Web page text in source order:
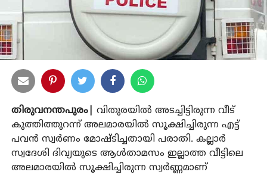
തിരുവനന്തപുരം|
വിതുരയില്‍ അടച്ചിട്ടിരുന്ന വീട്
കുത്തിത്തുറന്ന് അലമാരയില്‍ സൂക്ഷിച്ചിരുന്ന എട്ട്
പവന്‍ സ്വര്‍ണം മോഷ്ടിച്ചതായി പരാതി. കല്ലാര്‍
സ്വദേശി ദിവ്യയുടെ ആള്‍താമസം ഇല്ലാത്ത വീട്ടിലെ
അലമാരയില്‍ സൂക്ഷിച്ചിരുന്ന സ്വര്‍ണ്ണമാണ്